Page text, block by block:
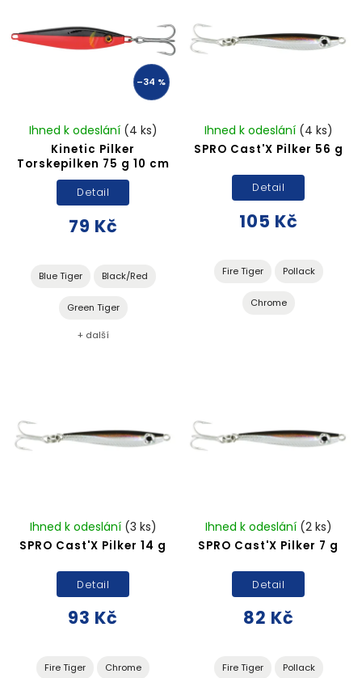
–34 %
Kinetic Pilker
Torskepilken 75 g 10 cm
Ihned k odeslání (4 ks)
79 Kč
Detail
Blue Tiger Black/Red
Green Tiger
+ další
SPRO Cast'X Pilker 56 g
Ihned k odeslání (4 ks)
105 Kč
Detail
Fire Tiger Pollack
Chrome
SPRO Cast'X Pilker 14 g
Ihned k odeslání (3 ks)
93 Kč
Detail
Fire Tiger Chrome
SPRO Cast'X Pilker 7 g
Ihned k odeslání (2 ks)
82 Kč
Detail
Fire Tiger Pollack